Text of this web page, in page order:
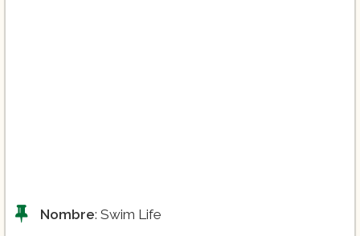
Nombre: Swim Life